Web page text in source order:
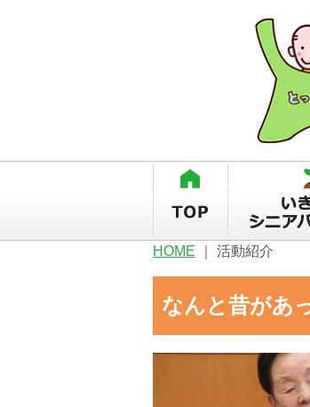
HOME 活動紹介
なんと昔が